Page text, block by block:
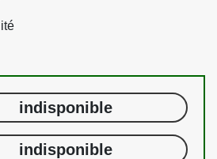
indisponible
indisponible